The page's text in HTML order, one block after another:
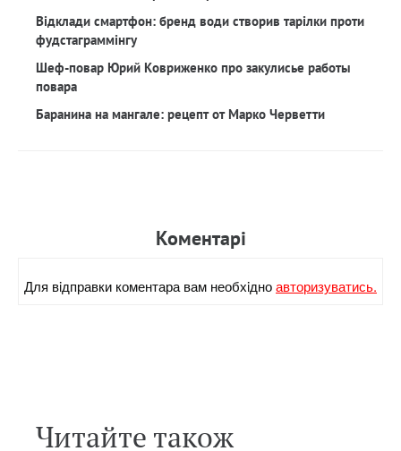
Відклади смартфон: бренд води створив тарілки проти
фудстаграммінгу
Шеф-повар Юрий Ковриженко про закулисье работы
повара
Баранина на мангале: рецепт от Марко Черветти
Коментарi
Для вiдправки коментара вам необхiдноавторизуватись.
Читайте також